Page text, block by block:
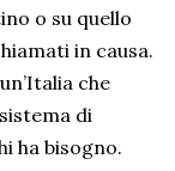
o su quello
in causa.
che
di
ha bisogno.